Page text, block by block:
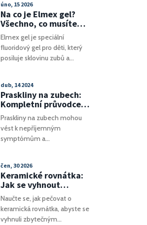
zdravotní problémy může
způsobit, jak tomu můžeme
předejít a jak se o své zuby
správně starat.
úno, 15 2026
Na co je Elmex gel?
Všechno, co musíte
vědět o zubním gelu
pro děti
Elmex gel je speciální
fluoridový gel pro děti, který
posiluje sklovinu zubů a
koncentraci a používá se
dvakrát týdně pod dohledem
zubaře. Není náhradou za
pastu, ale doplňkem pro děti s
vysokým rizikem kazu.
dub, 14 2024
Praskliny na zubech:
Kompletní průvodce
možnostmi léčby
Praskliny na zubech mohou
vést k nepříjemným
symptómům a
problémů. Tento článek
poskytuje podrobný přehled
o tom, co způsobuje praskliny
na zubech, jaké jsou
možnosti jejich léčby a jak
předcházet dalším
čen, 30 2026
Keramické rovnátka:
Jak se vyhnout
návštěvě zubního
lékaře
Naučte se, jak pečovat o
keramická rovnátka, abyste se
vyhnuli zbytečným